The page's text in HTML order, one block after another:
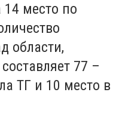
14 место по
области,
77 –
ТГ и 10 место в